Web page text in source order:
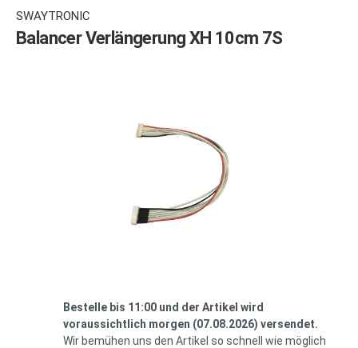
SWAYTRONIC
Balancer Verlängerung XH 10cm 7S
Bestelle bis 11:00 und der Artikel wird
voraussichtlich morgen (07.08.2026) versendet.
Wir bemühen uns den Artikel so schnell wie möglich